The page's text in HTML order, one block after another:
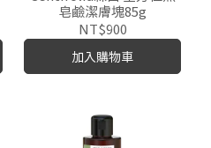
皂鹼潔膚塊85g
NT$900
加入購物車